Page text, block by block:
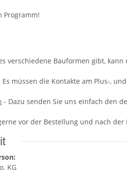
Programm!
verschiedene Bauformen gibt, kann
müssen die Kontakte am Plus-,
- Dazu senden Sie uns einfach den
vor der Bestellung und nach
KG